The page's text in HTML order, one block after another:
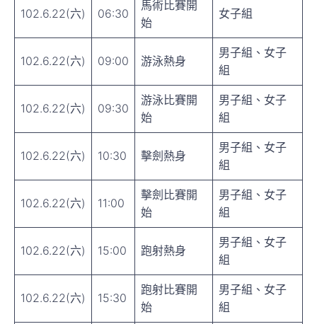
102.6.22(六) 06:30
馬術比賽開
始
女子組
102.6.22(六) 09:00 游泳熱身
男子組、女子
組
102.6.22(六) 09:30
游泳比賽開
始
男子組、女子
組
102.6.22(六) 10:30 擊劍熱身
男子組、女子
組
102.6.22(六) 11:00
擊劍比賽開
始
男子組、女子
組
102.6.22(六) 15:00 跑射熱身
男子組、女子
組
102.6.22(六) 15:30
跑射比賽開
始
男子組、女子
組